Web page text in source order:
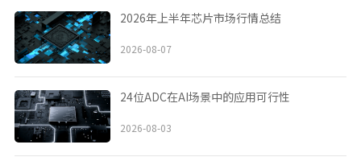
2026年上半年芯片市场行情总结
2026-08-07
24位ADC在AI场景中的应用可行性
2026-08-03